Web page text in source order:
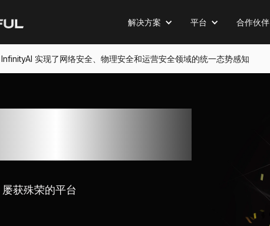
解决方案 平台 合作伙伴
实现了网络安全、物理安全和运营安全领域的统一态势感知
获殊荣的平台